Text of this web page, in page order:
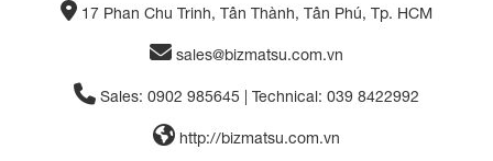
17 Phan Chu Trinh, Tân Thành, Tân Phú, Tp. HCM
sales@bizmatsu.com.vn
Sales: 0902 985645 | Technical: 039 8422992
http://bizmatsu.com.vn